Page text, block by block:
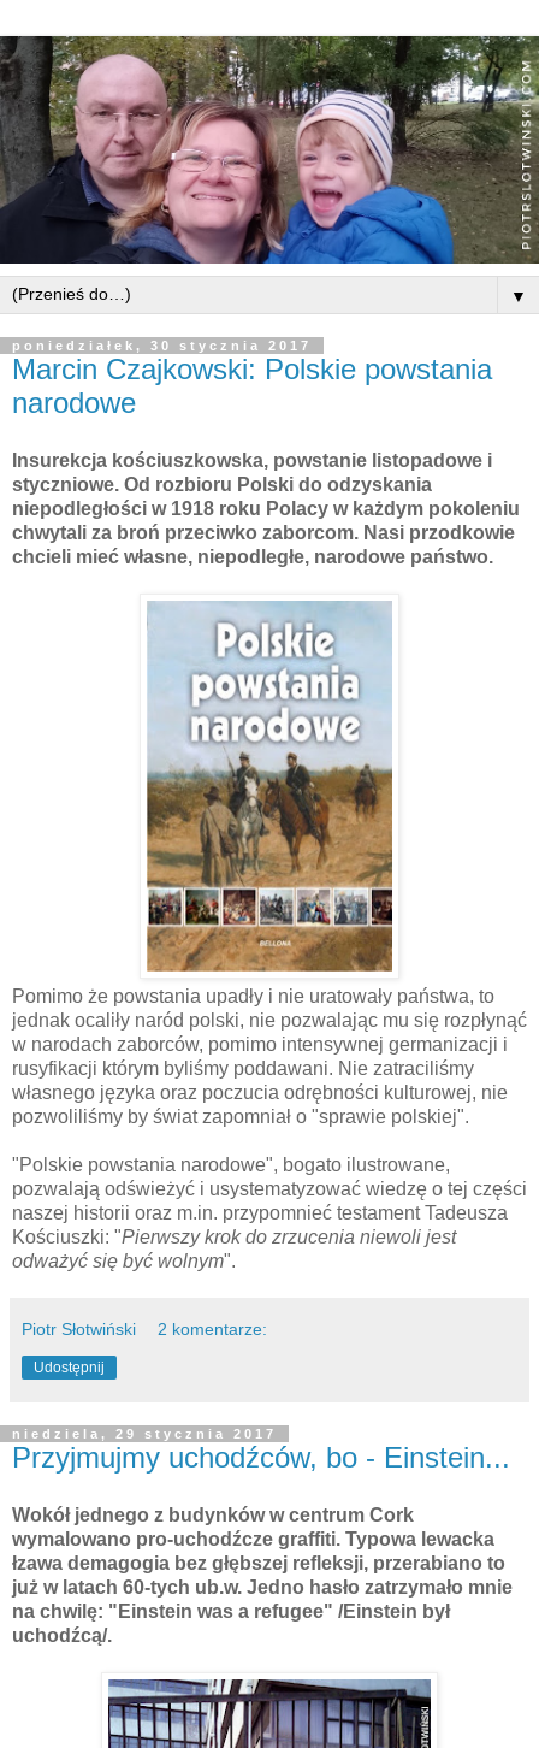
▼
poniedziałek, 30 stycznia 2017
Marcin Czajkowski: Polskie powstania
narodowe
Insurekcja kościuszkowska, powstanie listopadowe i
styczniowe. Od rozbioru Polski do odzyskania
niepodległości w 1918 roku Polacy w każdym pokoleniu
chwytali za broń przeciwko zaborcom. Nasi przodkowie
chcieli mieć własne, niepodległe, narodowe państwo.
Pomimo że powstania upadły i nie uratowały państwa, to
jednak ocaliły naród polski, nie pozwalając mu się rozpłynąć
w narodach zaborców, pomimo intensywnej germanizacji i
rusyfikacji którym byliśmy poddawani. Nie zatraciliśmy
własnego języka oraz poczucia odrębności kulturowej, nie
pozwoliliśmy by świat zapomniał o "sprawie polskiej".
"Polskie powstania narodowe", bogato ilustrowane,
pozwalają odświeżyć i usystematyzować wiedzę o tej części
naszej historii oraz m.in. przypomnieć testament Tadeusza
Kościuszki: "Pierwszy krok do zrzucenia niewoli jest
odważyć się być wolnym".
Piotr Słotwiński 2 komentarze:
Udostępnij
niedziela, 29 stycznia 2017
Przyjmujmy uchodźców, bo - Einstein...
Wokół jednego z budynków w centrum Cork
wymalowano pro-uchodźcze graffiti. Typowa lewacka
łzawa demagogia bez głębszej refleksji, przerabiano to
już w latach 60-tych ub.w. Jedno hasło zatrzymało mnie
na chwilę: "Einstein was a refugee" /Einstein był
uchodźcą/.